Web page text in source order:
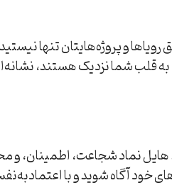
و پروژه‌هایتان تنها
قلب شما نزدیک هستند،
خود را اعمال می‌کند. هایل نماد
خود آگاه شوید و با